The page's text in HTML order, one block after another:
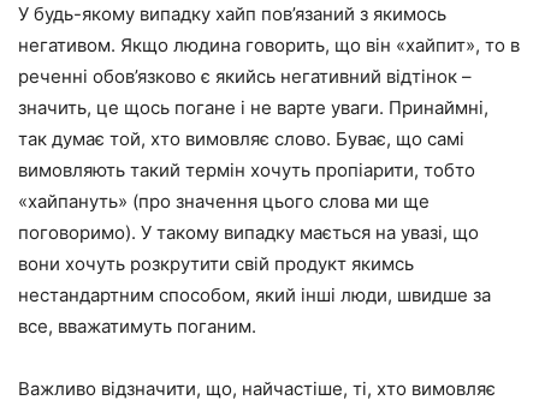
У будь-якому випадку хайп пов’язаний з якимось
негативом. Якщо людина говорить, що він «хайпит», то в
реченні обов’язково є якийсь негативний відтінок –
значить, це щось погане і не варте уваги. Принаймні,
так думає той, хто вимовляє слово. Буває, що самі
вимовляють такий термін хочуть пропіарити, тобто
«хайпануть» (про значення цього слова ми ще
поговоримо). У такому випадку мається на увазі, що
вони хочуть розкрутити свій продукт якимсь
нестандартним способом, який інші люди, швидше за
все, вважатимуть поганим.
Важливо відзначити, що, найчастіше, ті, хто вимовляє